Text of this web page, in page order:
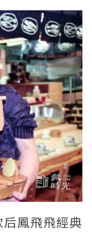
鳳飛飛經典